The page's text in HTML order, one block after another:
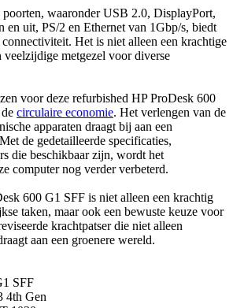
waaronder USB 2.0, DisplayPort,
uit, PS/2 en Ethernet van 1Gbp/s, biedt
Het is niet alleen een krachtige
veelzijdige metgezel voor diverse
voor deze refurbished HP ProDesk 600
circulaire economie. Het verlengen van de
apparaten draagt bij aan een
de gedetailleerde specificaties,
die beschikbaar zijn, wordt het
computer nog verder verbeterd.
600 G1 SFF is niet alleen een krachtig
taken, maar ook een bewuste keuze voor
krachtpatser die niet alleen
aan een groenere wereld.
SFF
4th Gen